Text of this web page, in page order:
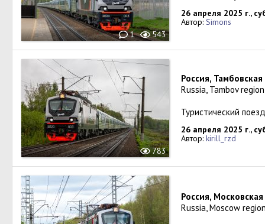
1 543
26 апреля 2025 г.,
Автор: Simons
783
Россия,
Russia, Tambov
Туристический
26 апреля 2025 г.,
Автор: kirill_rzd
Россия,
Russia, Moscow